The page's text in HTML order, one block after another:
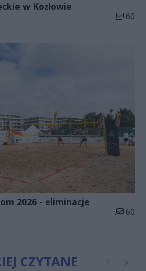
w Kozłowie
Liczba
60
2026 - eliminacje
Liczba
60
CZYTANE Poprzednie